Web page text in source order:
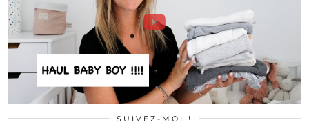
SUIVEZ-MOI !